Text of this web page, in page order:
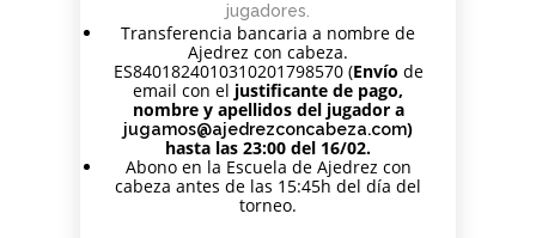
jugadores.
Transferencia bancaria a nombre de
Ajedrez con cabeza.
ES8401824010310201798570 (Envío de
email con el justificante de pago,
nombre y apellidos del jugador a
jugamos@ajedrezconcabeza.com)
hasta las 23:00 del 16/02.
Abono en la Escuela de Ajedrez con
cabeza antes de las 15:45h del día del
torneo.